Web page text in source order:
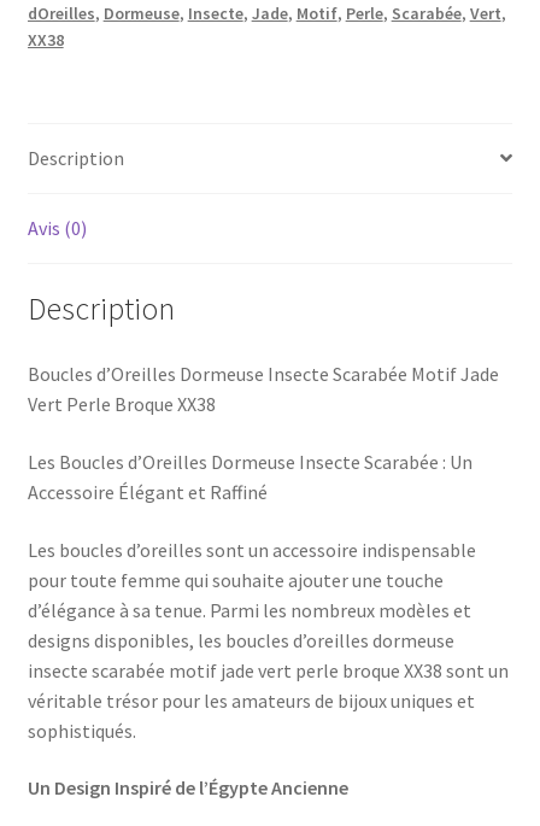
dOreilles, Dormeuse, Insecte, Jade, Motif, Perle, Scarabée, Vert,
XX38
Description
Avis (0)
Description
Boucles d’Oreilles Dormeuse Insecte Scarabée Motif Jade
Vert Perle Broque XX38
Les Boucles d’Oreilles Dormeuse Insecte Scarabée : Un
Accessoire Élégant et Raffiné
Les boucles d’oreilles sont un accessoire indispensable
pour toute femme qui souhaite ajouter une touche
d’élégance à sa tenue. Parmi les nombreux modèles et
designs disponibles, les boucles d’oreilles dormeuse
insecte scarabée motif jade vert perle broque XX38 sont un
véritable trésor pour les amateurs de bijoux uniques et
sophistiqués.
Un Design Inspiré de l’Égypte Ancienne